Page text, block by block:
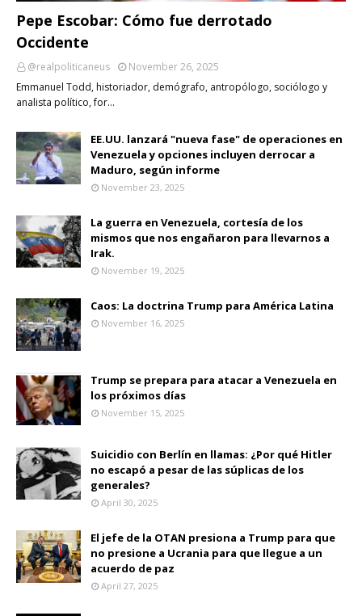
Pepe Escobar: Cómo fue derrotado
Occidente
@realpoliticaneus
November 26, 2025
Emmanuel Todd, historiador, demógrafo, antropólogo, sociólogo y
analista político, for…
EE.UU. lanzará "nueva fase" de operaciones en
Venezuela y opciones incluyen derrocar a
Maduro, según informe
November 23, 2025
La guerra en Venezuela, cortesía de los
mismos que nos engañaron para llevarnos a
Irak.
November 19, 2025
Caos: La doctrina Trump para América Latina
November 16, 2025
Trump se prepara para atacar a Venezuela en
los próximos días
November 15, 2025
Suicidio con Berlín en llamas: ¿Por qué Hitler
no escapó a pesar de las súplicas de los
generales?
April 30, 2025
El jefe de la OTAN presiona a Trump para que
no presione a Ucrania para que llegue a un
acuerdo de paz
April 27, 2025